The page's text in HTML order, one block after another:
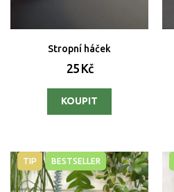
Stropní háček
25 Kč
TIP BESTSELLER